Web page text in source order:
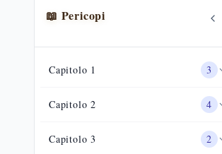
📖 Pericopi
Capitolo 1 3
Capitolo2 4
Capitolo3 2